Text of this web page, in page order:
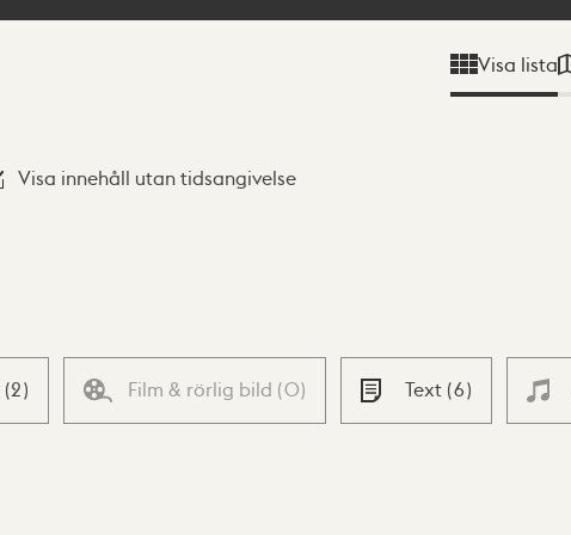
Visa lista
Visa innehåll utan tidsangivelse
(2) Film & rörlig bild (0) Text (6)